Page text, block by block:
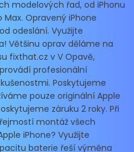
modelových řad, od iPhonu
Max. Opravený iPhone
odeslání. Využijte
Většinu oprav děláme na
fixthat.cz v V Opavě,
profesionální
Poskytujeme
pouze originální Apple
záruku 2 roky. Při
montáž všech
iPhone? Využijte
baterie řeší výměna